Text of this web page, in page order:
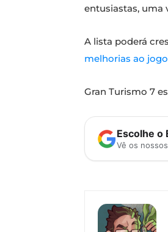
entusiastas, uma
A lista poderá
melhorias ao jogo
Gran Turismo 7
Escolhe o
Vê os